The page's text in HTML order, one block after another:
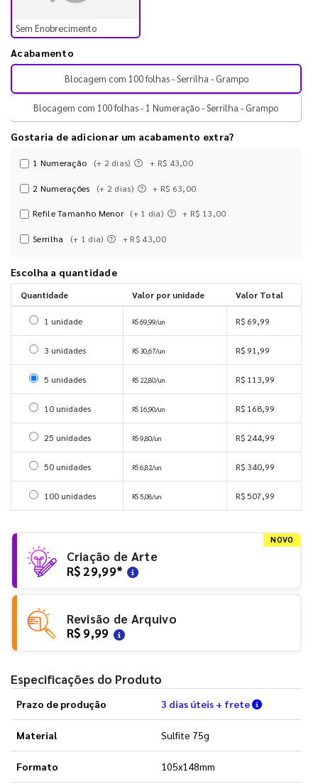
Sem Enobrecimento
Acabamento
Blocagem com 100 folhas - Serrilha - Grampo
Blocagem com 100 folhas - 1 Numeração - Serrilha - Grampo
Gostaria de adicionar um acabamento extra?
1 Numeração (+ 2 dias) + R$ 43,00
2 Numerações (+ 2 dias) + R$ 63,00
Refile Tamanho Menor (+ 1 dia) + R$ 13,00
Serrilha (+ 1 dia) + R$ 43,00
Escolha a quantidade
Quantidade Valor por unidade Valor Total
Selecionar 1 unidade
1 unidade R$ 69,99/un R$ 69,99
Selecionar 3 unidades
3 unidades R$ 30,67/un R$ 91,99
Selecionar 5 unidades
5 unidades R$ 22,80/un R$ 113,99
Selecionar 10 unidades
10 unidades R$ 16,90/un R$ 168,99
Selecionar 25 unidades
25 unidades R$ 9,80/un R$ 244,99
Selecionar 50 unidades
50 unidades R$ 6,82/un R$ 340,99
Selecionar 100 unidades
100 unidades R$ 5,08/un R$ 507,99
NOVO
Criação de Arte
R$ 29,99*
Revisão de Arquivo
R$ 9,99
Especificações do Produto
Prazo de produção 3 dias úteis + frete Verifique
Material Sulfite 75g
Formato 105x148mm